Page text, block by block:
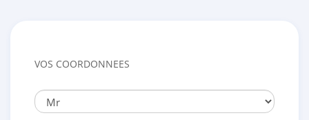
VOS COORDONNEES